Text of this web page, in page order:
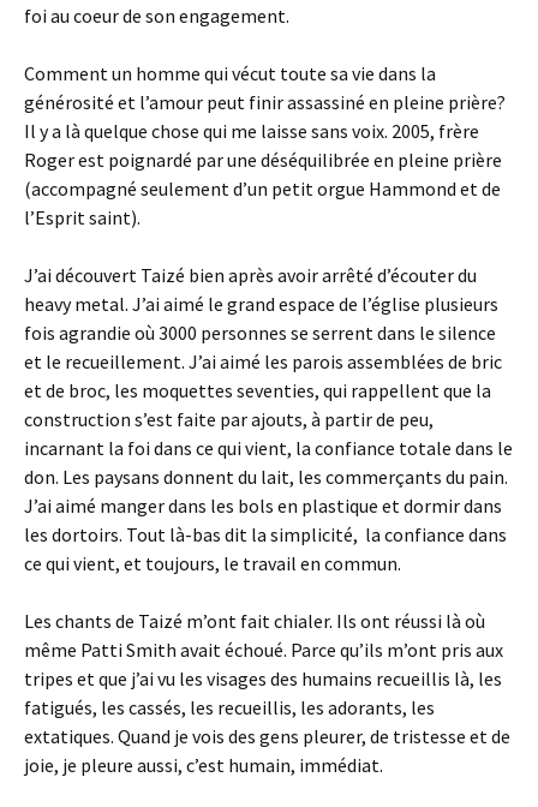
foi au coeur de son engagement.
Comment un homme qui vécut toute sa vie dans la
générosité et l’amour peut finir assassiné en pleine prière?
Il y a là quelque chose qui me laisse sans voix. 2005, frère
Roger est poignardé par une déséquilibrée en pleine prière
(accompagné seulement d’un petit orgue Hammond et de
l’Esprit saint).
J’ai découvert Taizé bien après avoir arrêté d’écouter du
heavy metal. J’ai aimé le grand espace de l’église plusieurs
fois agrandie où 3000 personnes se serrent dans le silence
et le recueillement. J’ai aimé les parois assemblées de bric
et de broc, les moquettes seventies, qui rappellent que la
construction s’est faite par ajouts, à partir de peu,
incarnant la foi dans ce qui vient, la confiance totale dans le
don. Les paysans donnent du lait, les commerçants du pain.
J’ai aimé manger dans les bols en plastique et dormir dans
les dortoirs. Tout là-bas dit la simplicité, la confiance dans
ce qui vient, et toujours, le travail en commun.
Les chants de Taizé m’ont fait chialer. Ils ont réussi là où
même Patti Smith avait échoué. Parce qu’ils m’ont pris aux
tripes et que j’ai vu les visages des humains recueillis là, les
fatigués, les cassés, les recueillis, les adorants, les
extatiques. Quand je vois des gens pleurer, de tristesse et de
joie, je pleure aussi, c’est humain, immédiat.